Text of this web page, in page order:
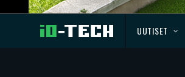
UUTISET